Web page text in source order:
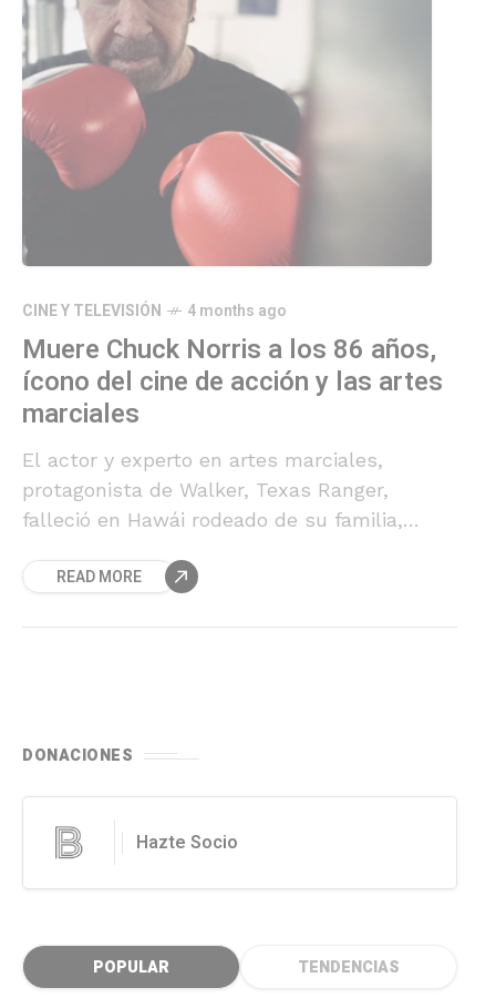
CINE Y TELEVISIÓN 4 months ago
Muere Chuck Norris a los 86 años,
ícono del cine de acción y las artes
marciales
El actor y experto en artes marciales,
protagonista de Walker, Texas Ranger,
falleció en Hawái rodeado de su familia,
READ MORE
DONACIONES
Hazte Socio
POPULAR TENDENCIAS